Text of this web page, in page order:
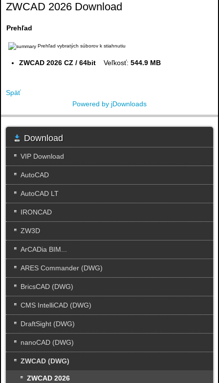
ZWCAD 2026 Download
Prehľad
Prehľad vybratých súborov k stiahnutiu
ZWCAD 2026 CZ / 64bitVeľkosť:544.9 MB
Späť
Powered by jDownloads
Download
VIP Download
AutoCAD
AutoCAD LT
IRONCAD
ZW3D
ArCADia BIM...
ARES Commander (DWG)
BricsCAD (DWG)
CMS IntelliCAD (DWG)
DraftSight (DWG)
nanoCAD (DWG)
ZWCAD (DWG)
ZWCAD 2026